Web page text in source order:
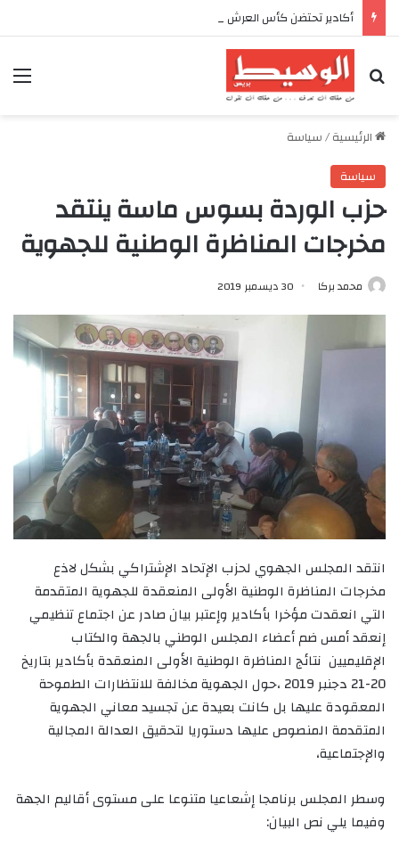
بحث عن
الرئيسية/سياسة
سياسة
حزب الوردة بسوس ماسة ينتقد
مخرجات المناظرة الوطنية للجهوية
محمد بركا 30 ديسمبر 2019
انتقد المجلس الجهوي لحزب الإتحاد الإشتراكي بشكل لاذع
مخرجات المناظرة الوطنية الأولى المنعقدة للجهوية المتقدمة
التي انعقدت مؤخرا بأكادير وإعتبر بيان صادر عن اجتماع تنظيمي
إنعقد أمس ضم أعضاء المجلس الوطني بالجهة والكتاب
الإقليميين نتائج المناظرة الوطنية الأولى المنعقدة بأكادير بتاريخ
20-21 دجنبر 2019 ،حول الجهوية مخالفة للانتظارات الطموحة
المعقودة عليها بل كانت بعيدة عن تجسيد معاني الجهوية
المتقدمة المنصوص عليها دستوريا لتحقيق العدالة المجالية
والإجتماعية،
وسطر المجلس برنامجا إشعاعيا متنوعا على مستوى أقاليم الجهة
وفيما يلي نص البيان: